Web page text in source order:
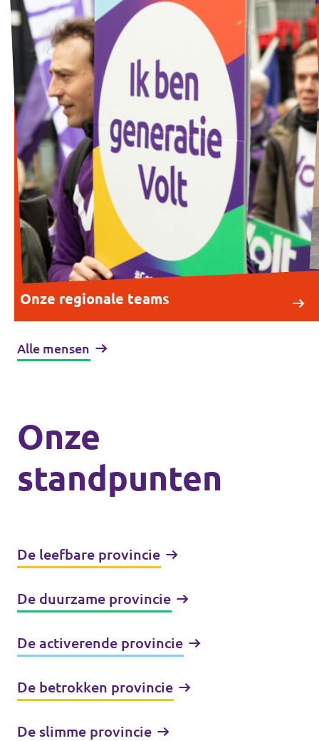
Onze regionale teams
Alle mensen
Onze
standpunten
De leefbare provincie
De duurzame provincie
De activerende provincie
De betrokken provincie
De slimme provincie